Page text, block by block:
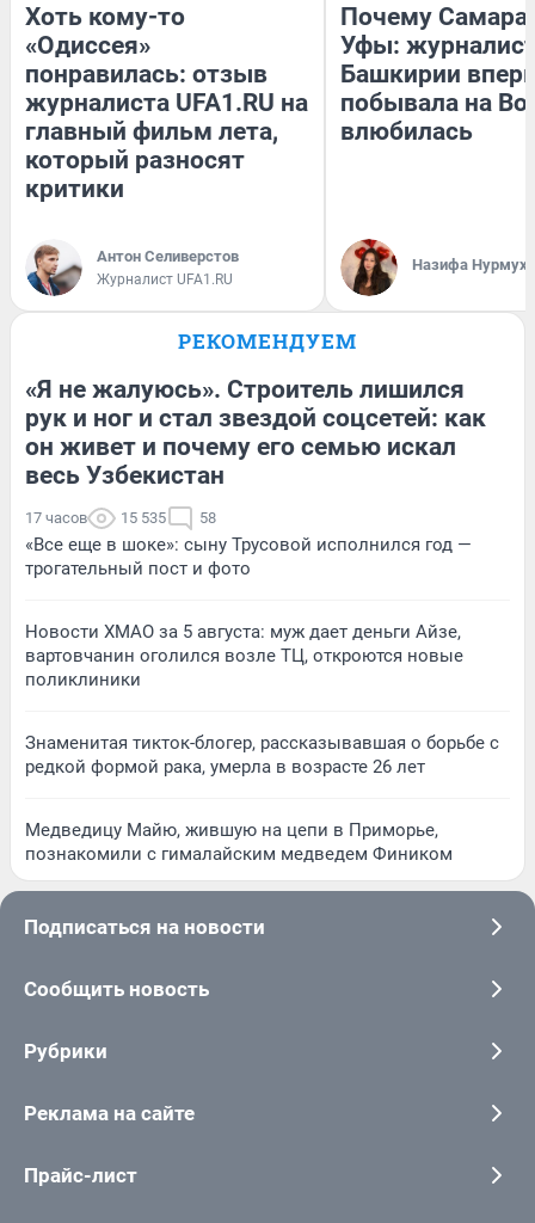
Хоть кому-то
«Одиссея»
понравилась: отзыв
журналиста UFA1.RU на
главный фильм лета,
который разносят
критики
Антон Селиверстов
Журналист UFA1.RU
Почему Самара
Уфы:
Башкирии
побывала на
влюбилась
Назифа
РЕКОМЕНДУЕМ
«Я не жалуюсь». Строитель лишился
рук и ног и стал звездой соцсетей: как
он живет и почему его семью искал
весь Узбекистан
17 часов 15 535 58
«Все еще в шоке»: сыну Трусовой исполнился год —
трогательный пост и фото
Новости ХМАО за 5 августа: муж дает деньги Айзе,
вартовчанин оголился возле ТЦ, откроются новые
поликлиники
Знаменитая тикток-блогер, рассказывавшая о борьбе с
редкой формой рака, умерла в возрасте 26 лет
Медведицу Майю, жившую на цепи в Приморье,
познакомили с гималайским медведем Фиником
Подписаться на новости
Сообщить новость
Рубрики
Реклама на сайте
Прайс-лист